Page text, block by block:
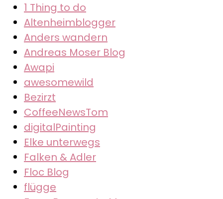
1 Thing to do
Altenheimblogger
Anders wandern
Andreas Moser Blog
Awapi
awesomewild
Bezirzt
CoffeeNewsTom
digitalPainting
Elke unterwegs
Falken & Adler
Floc Blog
flügge